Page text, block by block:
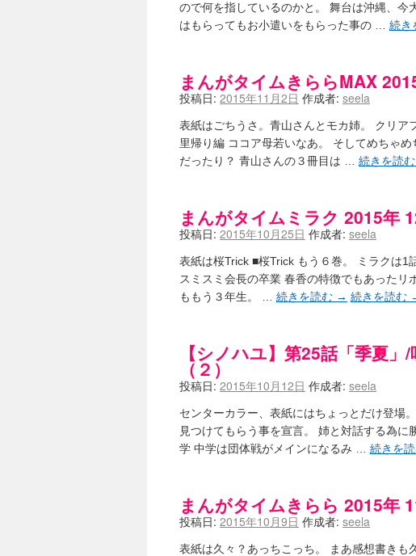
ので何を指しているのかと。 舞台は沖縄、今
はもらってもお小遣いをもらった事の … 続き
まんがタイムきららMAX
投稿日: 2015年11月2日 作成者: seela
表紙はごちうさ。青山さんとモカ姉。 クリ
里帰り編 ココア母若いなあ。 そしてめちゃ
だったり？ 青山さんの３冊目は … 続きを読む
まんがタイムミラク 2015年
投稿日: 2015年10月25日 作成者: seela
表紙は桜Trick ■桜Trick もう６巻。 ミラクは1
スミスミ会長の卒業 春香の特徴でもあった
ももう３年生。 … 続きを読む → 続きを読む
【シノハユ】第25話「季夏
（２）
投稿日: 2015年10月12日 作成者: seela
センターカラー、表紙にはちょっとだけ登場
見つけてもらう事を宣言。 姉と対話する為
学 中学は団体戦がメインになるみ … 続きを
まんがタイムきらら 2015年
投稿日: 2015年10月9日 作成者: seela
表紙は久々？あっちこっち。 まあ感想書き